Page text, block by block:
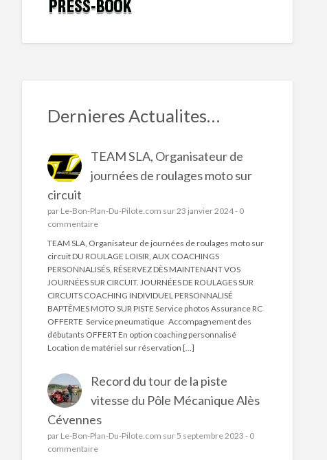
Dernieres Actualites…
TEAM SLA, Organisateur de
journées de roulages moto sur
circuit
par Le-Bon-Plan-Du-Pilote.com sur 23 janvier 2024 - 0
commentaire
TEAM SLA, Organisateur de journées de roulages moto sur
circuit DU ROULAGE LOISIR, AUX COACHINGS
PERSONNALISÉS, RÉSERVEZ DÈS MAINTENANT VOS
JOURNÉES SUR CIRCUIT. JOURNÉES DE ROULAGES SUR
CIRCUITS COACHING INDIVIDUEL PERSONNALISÉ
BAPTÊMES MOTO SUR PISTE Service photos Assurance RC
OFFERTE Service pneumatique Accompagnement des
débutants OFFERT En option coaching personnalisé
Location de matériel sur réservation […]
Record du tour de la piste
vitesse du Pôle Mécanique Alès
Cévennes
par Le-Bon-Plan-Du-Pilote.com sur 5 septembre 2023 - 0
commentaire